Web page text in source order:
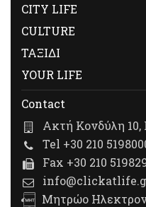
CITY LIFE
CULTURE
ΤΑΞΙΔΙ
YOUR LIFE
Contact
Ακτή Κονδύλη 10,
Tel +30 210
Fax +30 210
Μητρώο